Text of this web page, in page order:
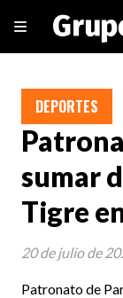
sumar
Tigre
Patronato de
DEPORTES
20 de julio de